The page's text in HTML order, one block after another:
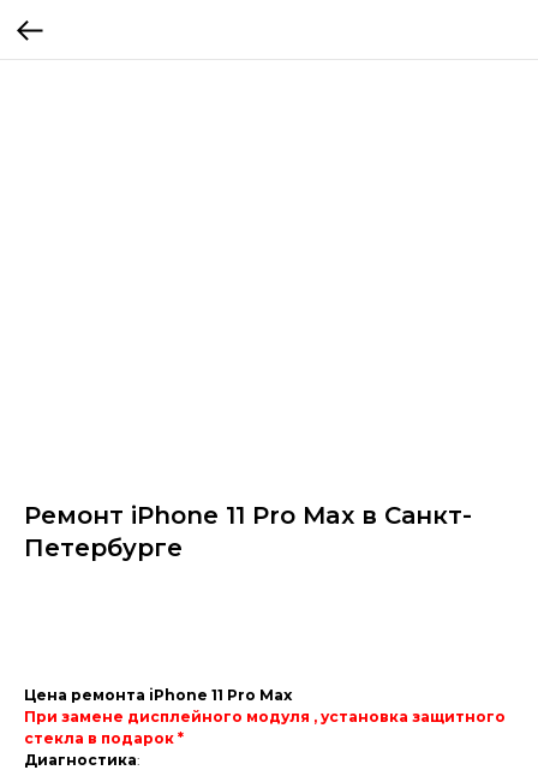
Ремонт iPhone 11 Pro Max в Санкт-
Петербурге
Цена ремонта iPhone 11 Pro Max
При замене дисплейного модуля , установка защитного
стекла в подарок *
Диагностика: